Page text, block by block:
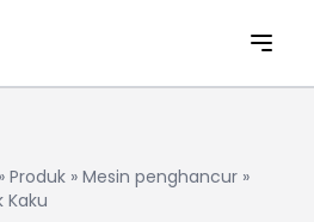
» Produk » Mesin penghancur »
Kaku